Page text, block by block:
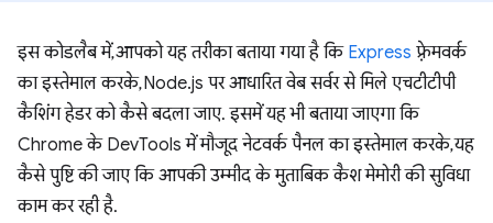
इस कोडलैब में, आपको यह तरीका बताया गया है कि Express फ़्रेमवर्क
का इस्तेमाल करके, Node.js पर आधारित वेब सर्वर से मिले एचटीटीपी
कैशिंग हेडर को कैसे बदला जाए. इसमें यह भी बताया जाएगा कि
Chrome के DevTools में मौजूद नेटवर्क पैनल का इस्तेमाल करके, यह
कैसे पुष्टि की जाए कि आपकी उम्मीद के मुताबिक कैश मेमोरी की सुविधा
काम कर रही है.